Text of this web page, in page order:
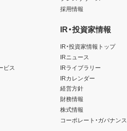
ビス
採用情報
IR・投資家情報
IR・投資家情報トップ
IRニュース
IRライブラリー
IRカレンダー
経営方針
財務情報
株式情報
コーポレート・ガバナンス